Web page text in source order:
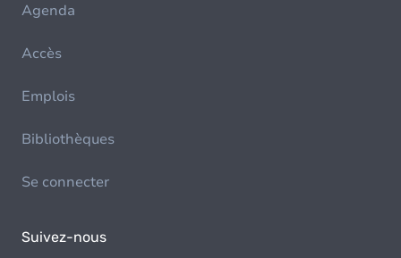
Agenda
Accès
Emplois
Bibliothèques
Se connecter
Suivez-nous